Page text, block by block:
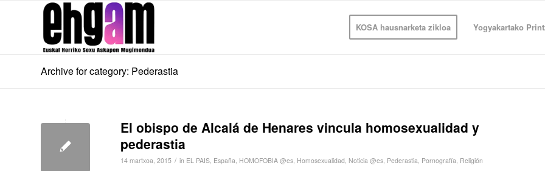
KOSA hausnarketa zikloa Yogyakartako
Archive for category: Pederastia
El obispo de Alcalá de Henares vincula homosexualidad y
pederastia
14 martxoa, 2015 / in EL PAIS, España, HOMOFOBIA @es, Homosexualidad, Noticia @es, Pederastia, Pornografía, Religión